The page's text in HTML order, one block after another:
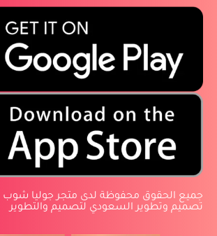
‏جميع الحقوق محفوظة لدى متجر جوليا شوب
‏تصميم وتطوير السعودي لتصميم والتطوير